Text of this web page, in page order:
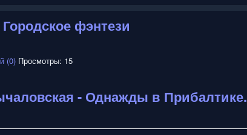
фэнтези
(0) Просмотры: 15
- Однажды в